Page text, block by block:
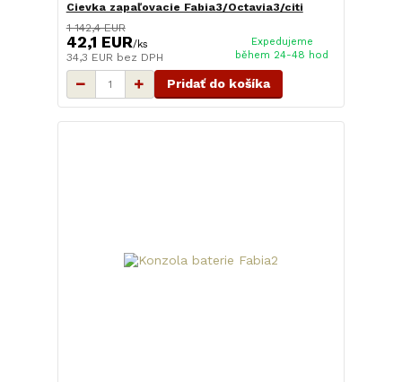
Cievka zapaľovacie Fabia3/Octavia3/citi
1 142,4 EUR
42,1 EUR/ks
34,3 EUR bez DPH
Expedujeme
během 24-48 hod
Pridať do košíka